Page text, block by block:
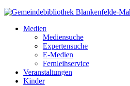
Medien
Mediensuche
Expertensuche
E-Medien
Fernleihservice
Veranstaltungen
Kinder